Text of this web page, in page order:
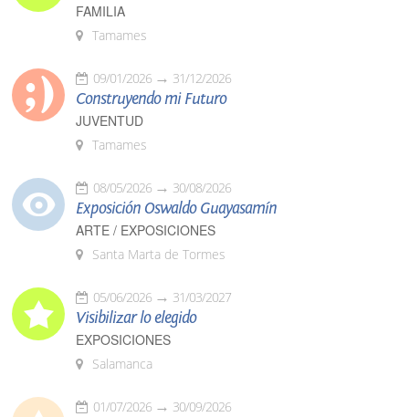
FAMILIA
Tamames
09/01/2026 31/12/2026
Construyendo mi Futuro
JUVENTUD
Tamames
08/05/2026 30/08/2026
Exposición Oswaldo Guayasamín
ARTE / EXPOSICIONES
Santa Marta de Tormes
05/06/2026 31/03/2027
Visibilizar lo elegido
EXPOSICIONES
Salamanca
01/07/2026 30/09/2026